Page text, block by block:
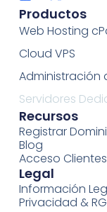
Productos
Web Hosting
Cloud VPS
Administración
Servidores
Recursos
Registrar
Blog
Acceso Clientes
Legal
Información
Privacidad &